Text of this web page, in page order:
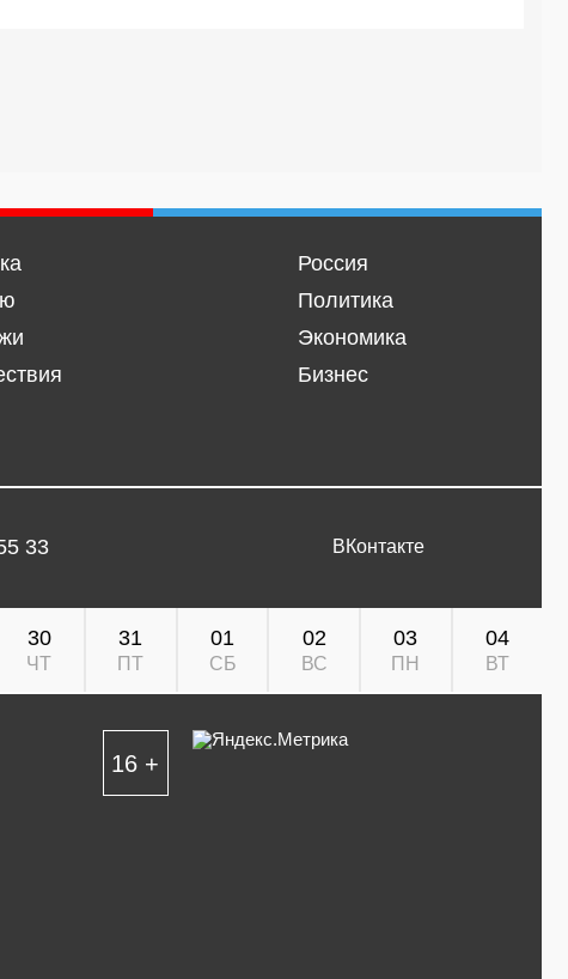
Россия
Политика
Экономика
Бизнес
33 ВКонтакте
30
ЧТ
31
ПТ
01
СБ
02
ВС
03
ПН
04
ВТ
16 +